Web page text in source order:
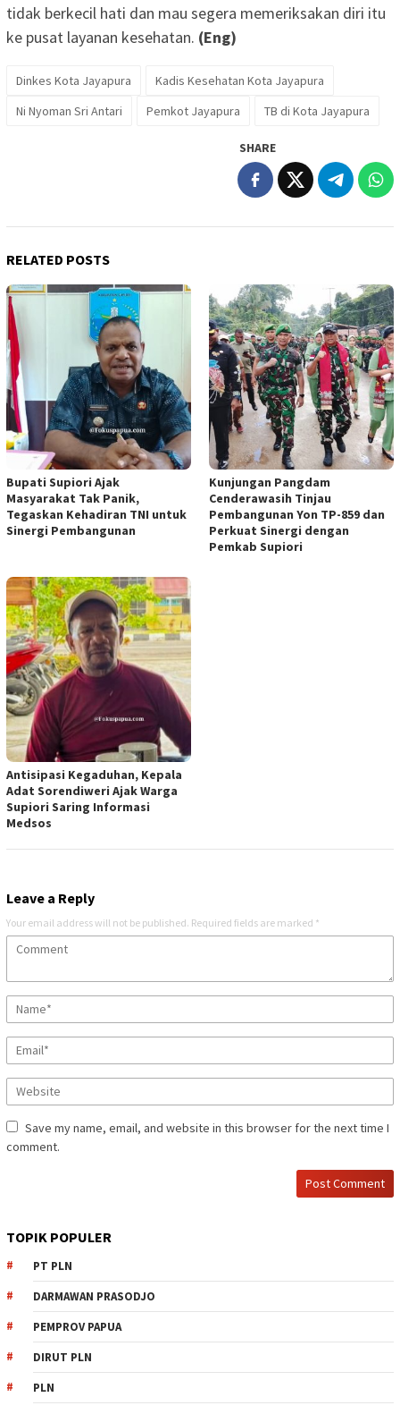
tidak berkecil hati dan mau segera memeriksakan diri itu
ke pusat layanan kesehatan. (Eng)
Dinkes Kota Jayapura
Kadis Kesehatan Kota Jayapura
Ni Nyoman Sri Antari
Pemkot Jayapura TB di Kota Jayapura
SHARE
RELATED POSTS
Bupati Supiori Ajak
Masyarakat Tak Panik,
Tegaskan Kehadiran TNI untuk
Sinergi Pembangunan
Kunjungan Pangdam
Cenderawasih Tinjau
Pembangunan Yon TP-859 dan
Perkuat Sinergi dengan
Pemkab Supiori
Antisipasi Kegaduhan, Kepala
Adat Sorendiweri Ajak Warga
Supiori Saring Informasi
Medsos
Leave a Reply
Your email address will not be published. Required fields are marked *
Save my name, email, and website in this browser for the next time I
comment.
TOPIK POPULER
PT PLN
DARMAWAN PRASODJO
PEMPROV PAPUA
DIRUT PLN
PLN